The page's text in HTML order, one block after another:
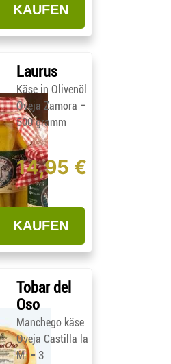
KAUFEN
Laurus
Käse in Olivenöl
Oveja Zamora -
500 gramm
14,95 €
KAUFEN
Tobar del
Oso
Manchego käse
Oveja Castilla la
M.-3